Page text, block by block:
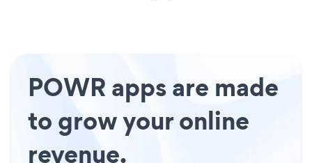
POWR apps are made
to grow your online
revenue.